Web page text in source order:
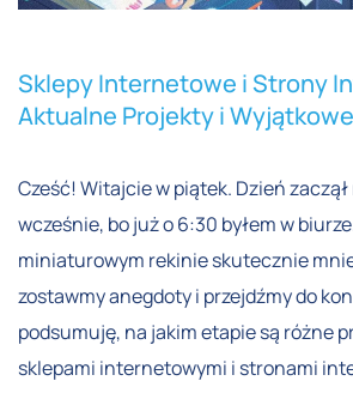
Sklepy Internetowe i Strony
Aktualne Projekty i
Cześć! Witajcie w piątek. Dzień
wcześnie, bo już o 6:30 byłem w
miniaturowym rekinie skutecznie
zostawmy anegdoty i przejdźmy do
podsumuję, na jakim etapie są różne
sklepami internetowymi i stronami